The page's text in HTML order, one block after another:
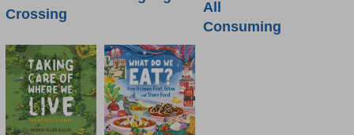
Crossing
All
Consuming